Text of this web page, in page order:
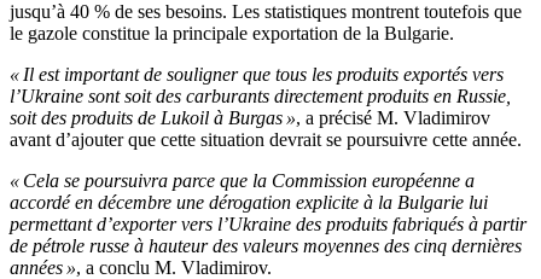
jusqu’à 40 % de ses besoins. Les statistiques montrent toutefois que
le gazole constitue la principale exportation de la Bulgarie.
« Il est important de souligner que tous les produits exportés vers
l’Ukraine sont soit des carburants directement produits en Russie,
soit des produits de Lukoil à Burgas », a précisé M. Vladimirov
avant d’ajouter que cette situation devrait se poursuivre cette année.
« Cela se poursuivra parce que la Commission européenne a
accordé en décembre une dérogation explicite à la Bulgarie lui
permettant d’exporter vers l’Ukraine des produits fabriqués à partir
de pétrole russe à hauteur des valeurs moyennes des cinq dernières
années », a conclu M. Vladimirov.